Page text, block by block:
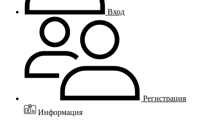
Вход
Регистрация
Информация